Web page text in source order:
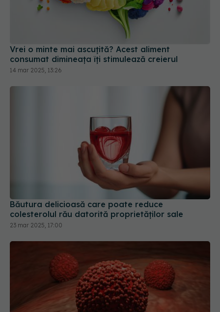
Vrei o minte mai ascuțită? Acest aliment
consumat dimineața îți stimulează creierul
14 mar 2025, 13:26
Băutura delicioasă care poate reduce
colesterolul rău datorită proprietăților sale
23 mar 2025, 17:00